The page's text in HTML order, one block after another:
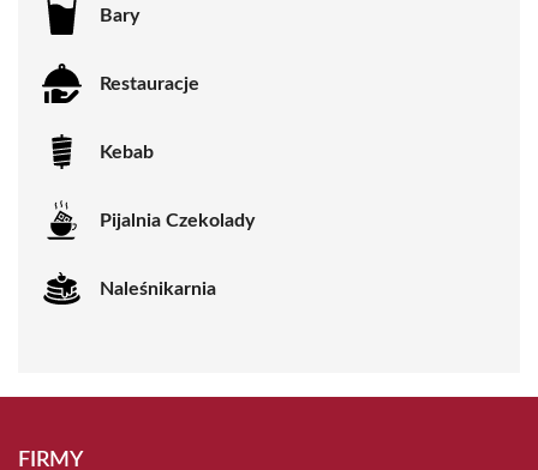
Bary
Restauracje
Kebab
Pijalnia Czekolady
Naleśnikarnia
FIRMY